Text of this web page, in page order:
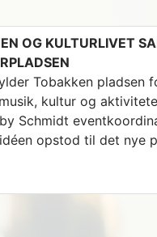
OG KULTURLIVET
Tobakken pladsen
kultur og
Schmidt
opstod til det nye